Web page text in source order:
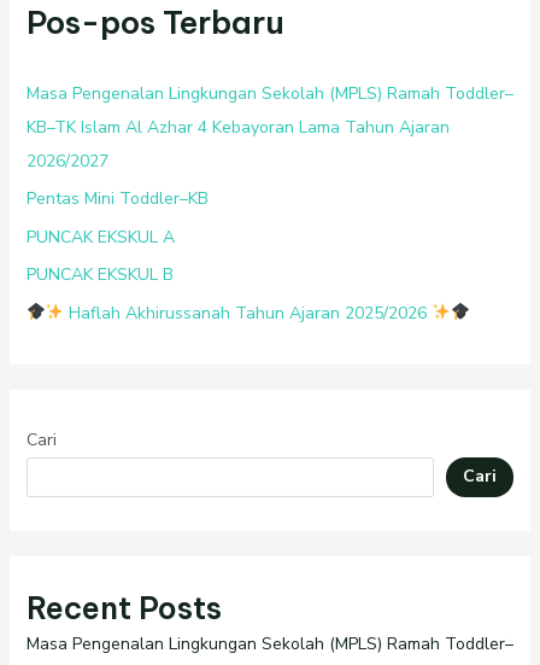
Pos-pos Terbaru
Masa Pengenalan Lingkungan Sekolah (MPLS) Ramah Toddler–
KB–TK Islam Al Azhar 4 Kebayoran Lama Tahun Ajaran
2026/2027
Pentas Mini Toddler–KB
PUNCAK EKSKUL A
PUNCAK EKSKUL B
Haflah Akhirussanah Tahun Ajaran 2025/2026
Cari
Cari
Recent Posts
Masa Pengenalan Lingkungan Sekolah (MPLS) Ramah Toddler–